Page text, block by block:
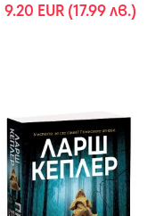
9.20 EUR (17.99 лв.)